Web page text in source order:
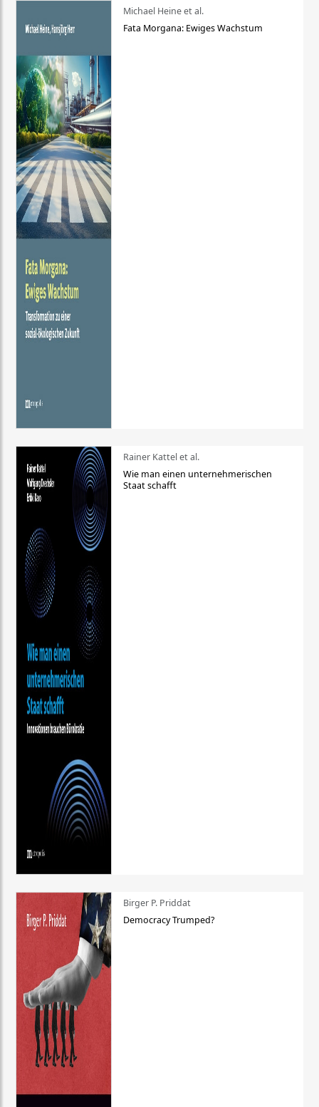
Michael Heine et al.
Fata Morgana: Ewiges Wachstum
Rainer Kattel et al.
Wie man einen unternehmerischen
Staat schafft
Birger P. Priddat
Democracy Trumped?